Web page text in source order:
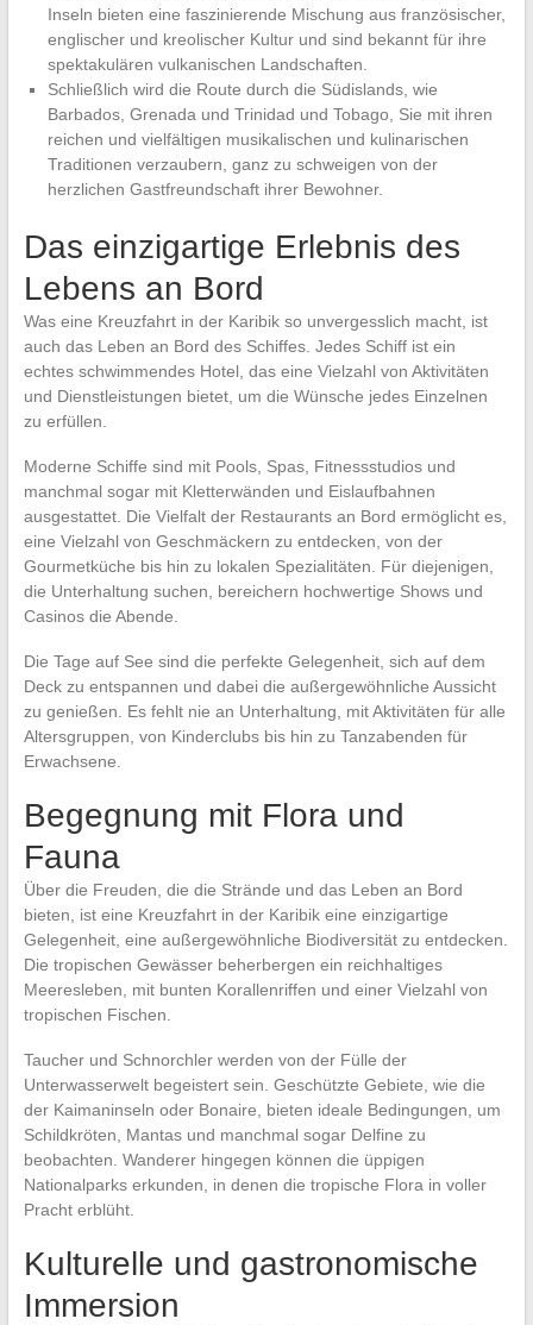
Inseln bieten eine faszinierende Mischung aus französischer,
englischer und kreolischer Kultur und sind bekannt für ihre
spektakulären vulkanischen Landschaften.
Schließlich wird die Route durch die Südislands, wie
Barbados, Grenada und Trinidad und Tobago, Sie mit ihren
reichen und vielfältigen musikalischen und kulinarischen
Traditionen verzaubern, ganz zu schweigen von der
herzlichen Gastfreundschaft ihrer Bewohner.
Das einzigartige Erlebnis des
Lebens an Bord
Was eine Kreuzfahrt in der Karibik so unvergesslich macht, ist
auch das Leben an Bord des Schiffes. Jedes Schiff ist ein
echtes schwimmendes Hotel, das eine Vielzahl von Aktivitäten
und Dienstleistungen bietet, um die Wünsche jedes Einzelnen
zu erfüllen.
Moderne Schiffe sind mit Pools, Spas, Fitnessstudios und
manchmal sogar mit Kletterwänden und Eislaufbahnen
ausgestattet. Die Vielfalt der Restaurants an Bord ermöglicht es,
eine Vielzahl von Geschmäckern zu entdecken, von der
Gourmetküche bis hin zu lokalen Spezialitäten. Für diejenigen,
die Unterhaltung suchen, bereichern hochwertige Shows und
Casinos die Abende.
Die Tage auf See sind die perfekte Gelegenheit, sich auf dem
Deck zu entspannen und dabei die außergewöhnliche Aussicht
zu genießen. Es fehlt nie an Unterhaltung, mit Aktivitäten für alle
Altersgruppen, von Kinderclubs bis hin zu Tanzabenden für
Erwachsene.
Begegnung mit Flora und
Fauna
Über die Freuden, die die Strände und das Leben an Bord
bieten, ist eine Kreuzfahrt in der Karibik eine einzigartige
Gelegenheit, eine außergewöhnliche Biodiversität zu entdecken.
Die tropischen Gewässer beherbergen ein reichhaltiges
Meeresleben, mit bunten Korallenriffen und einer Vielzahl von
tropischen Fischen.
Taucher und Schnorchler werden von der Fülle der
Unterwasserwelt begeistert sein. Geschützte Gebiete, wie die
der Kaimaninseln oder Bonaire, bieten ideale Bedingungen, um
Schildkröten, Mantas und manchmal sogar Delfine zu
beobachten. Wanderer hingegen können die üppigen
Nationalparks erkunden, in denen die tropische Flora in voller
Pracht erblüht.
Kulturelle und gastronomische
Immersion